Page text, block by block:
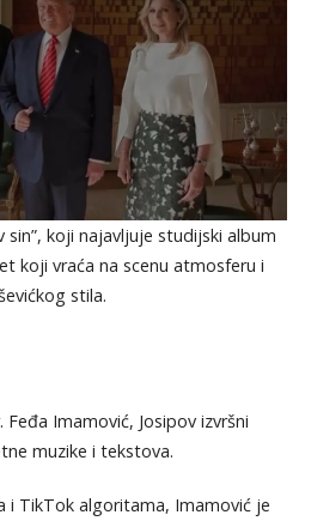
sin”, koji najavljuje studijski album
koji vraća na scenu atmosferu i
stila.
Imamović, Josipov izvršni
muzike i tekstova.
i TikTok algoritama, Imamović je